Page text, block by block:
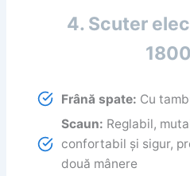
4. Scuter
Frână spate: Cu
Scaun: Reglabil,
confortabil și sigur,
două mânere